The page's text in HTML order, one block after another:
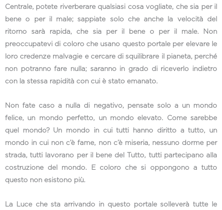
Centrale, potete riverberare qualsiasi cosa vogliate, che sia per il
bene o per il male; sappiate solo che anche la velocità del
ritorno sarà rapida, che sia per il bene o per il male. Non
preoccupatevi di coloro che usano questo portale per elevare le
loro credenze malvagie e cercare di squilibrare il pianeta, perché
non potranno fare nulla; saranno in grado di riceverlo indietro
con la stessa rapidità con cui è stato emanato.
Non fate caso a nulla di negativo, pensate solo a un mondo
felice, un mondo perfetto, un mondo elevato. Come sarebbe
quel mondo? Un mondo in cui tutti hanno diritto a tutto, un
mondo in cui non c’è fame, non c’è miseria, nessuno dorme per
strada, tutti lavorano per il bene del Tutto, tutti partecipano alla
costruzione del mondo. E coloro che si oppongono a tutto
questo non esistono più.
La Luce che sta arrivando in questo portale solleverà tutte le